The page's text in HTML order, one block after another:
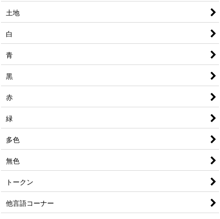
土地
白
青
黒
赤
緑
多色
無色
トークン
他言語コーナー